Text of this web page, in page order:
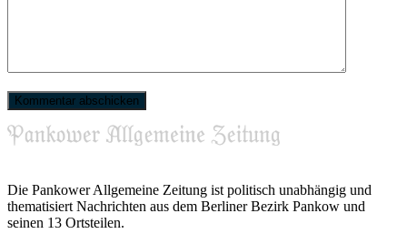
Die Pankower Allgemeine Zeitung ist politisch unabhängig und
thematisiert Nachrichten aus dem Berliner Bezirk Pankow und
seinen 13 Ortsteilen.